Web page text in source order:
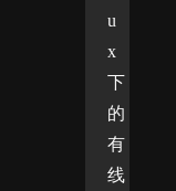
u
x
下
的
有
线